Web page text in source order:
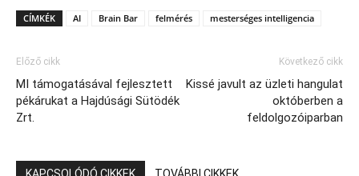
CÍMKÉK AI Brain Bar felmérés mesterséges intelligencia
Előző cikk
MI támogatásával fejlesztett
pékárukat a Hajdúsági Sütödék
Zrt.
Következő cikk
Kissé javult az üzleti hangulat
októberben a
feldolgozóiparban